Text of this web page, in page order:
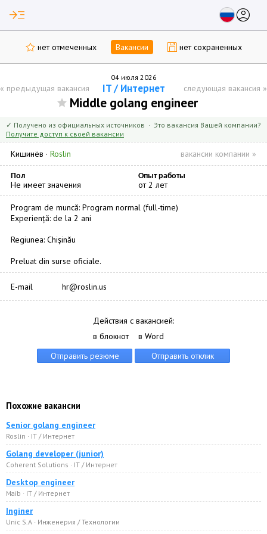
read_more account_circle
нет отмеченных Вакансии нет сохраненных
04 июля 2026
« предыдущая вакансия IT / Интернет следующая вакансия »
Middle golang engineer
✓ Получено из официальных источников · Это вакансия Вашей компании?
Получите доступ к своей вакансии
Кишинёв · Roslin вакансии компании »
Пол Опыт работы
Не имеет значения от 2 лет
Program de muncă: Program normal (full-time)
Experiență: de la 2 ani
Regiunea: Chişinău
Preluat din surse oficiale.
E-mail hr@roslin.us
Действия с вакансией:
в блокнот
в Word
Похожие вакансии
Senior golang engineer
Roslin · IT / Интернет
Golang developer (junior)
Coherent Solutions · IT / Интернет
Desktop engineer
Maib · IT / Интернет
Inginer
Unic S.A · Инженерия / Технологии